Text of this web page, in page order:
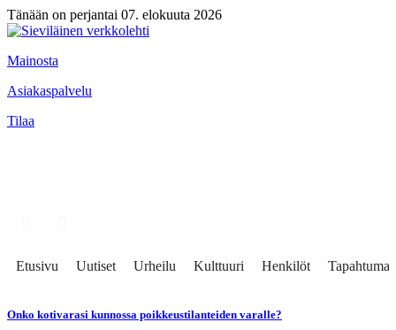
Tänään on perjantai 07. elokuuta 2026
Mainosta
Asiakaspalvelu
Tilaa
Etusivu Uutiset Urheilu Kulttuuri Henkilöt Tapahtumat
Onko kotivarasi kunnossa poikkeustilanteiden varalle?